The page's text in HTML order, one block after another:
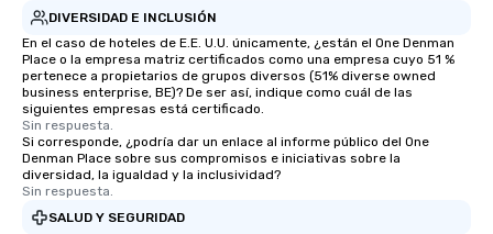
DIVERSIDAD E INCLUSIÓN
En el caso de hoteles de E.E. U.U. únicamente, ¿están el One Denman
Place o la empresa matriz certificados como una empresa cuyo 51 %
pertenece a propietarios de grupos diversos (51% diverse owned
business enterprise, BE)? De ser así, indique como cuál de las
siguientes empresas está certificado.
Sin respuesta.
Si corresponde, ¿podría dar un enlace al informe público del One
Denman Place sobre sus compromisos e iniciativas sobre la
diversidad, la igualdad y la inclusividad?
Sin respuesta.
SALUD Y SEGURIDAD